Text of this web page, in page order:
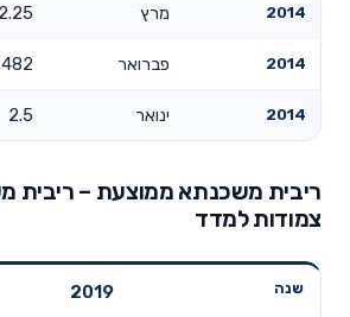
2014 מרץ 2.25
2014 פברואר
2014 ינואר 2.5
ריבית משכנתא ממוצעת – ריבית
צמודות למדד
חודש דיווח
2019